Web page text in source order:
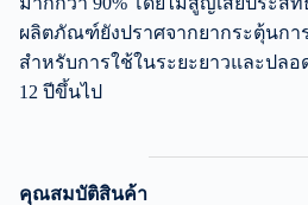
ผลิตภัณฑ์ยังปราศจากยากระตุ้นกา
สำหรับการใช้ในระยะยาวและปล
12 ปีขึ้นไป
คุณสมบัติสินค้า